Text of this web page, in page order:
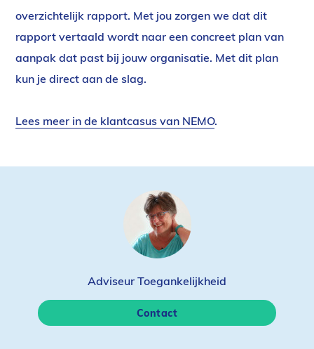
overzichtelijk rapport. Met jou zorgen we dat dit
rapport vertaald wordt naar een concreet plan van
aanpak dat past bij jouw organisatie. Met dit plan
kun je direct aan de slag.
Lees meer in de klantcasus van NEMO.
Adviseur Toegankelijkheid
Contact